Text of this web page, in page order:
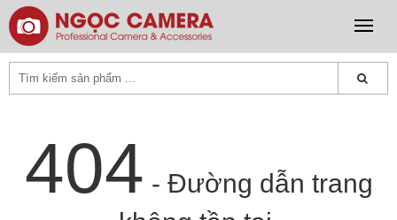
404 - Đường dẫn trang